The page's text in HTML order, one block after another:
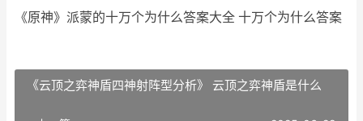
《原神》派蒙的十万个为什么答案大全 十万个为什么答案
《云顶之弈神盾四神射阵型分析》 云顶之弈神盾是什么